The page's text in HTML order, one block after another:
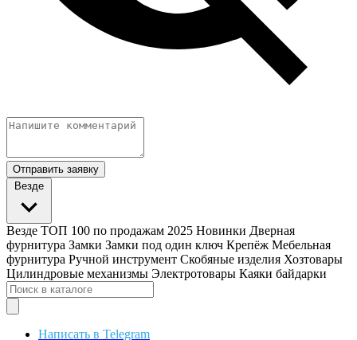
Отправить заявку
Везде
Везде ТОП 100 по продажам 2025 Новинки Дверная
фурнитура Замки Замки под один ключ Крепёж Мебельная
фурнитура Ручной инструмент Скобяные изделия Хозтовары
Цилиндровые механизмы Электротовары Каяки байдарки
Написать в Telegram